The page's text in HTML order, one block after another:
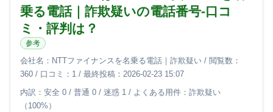
乗る電話｜詐欺疑いの電話番号-口コ
ミ・評判は？
参考
会社名：NTTファイナンスを名乗る電話｜詐欺疑い / 閲覧数：
360 / 口コミ：1 / 最終投稿：2026-02-23 15:07
内訳：安全 0 / 普通 0 / 迷惑 1 / よくある用件：詐欺疑い
（100%）